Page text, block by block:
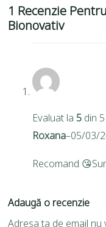
1 Recenzie
Bionovativ
Evaluat la 5 din 5
Roxana–05/03/
Recomand
Adaugă o recenzie
Adresa ta de email nu